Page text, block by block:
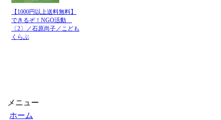
【1000円以上送料無料】
できるぞ！NGO活動
〔2〕／石原尚子／こども
くらぶ
メニュー
ホーム